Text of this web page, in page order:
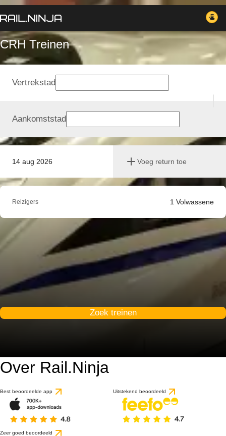
CRH Treinen
14 aug 2026 Voeg return toe
Vertrekstad
Aankomststad
Reizigers 1 Volwassene
Zoek treinen
Over Rail.Ninja
Best beoordeelde app Uitstekend beoordeeld
Zeer goed beoordeeld